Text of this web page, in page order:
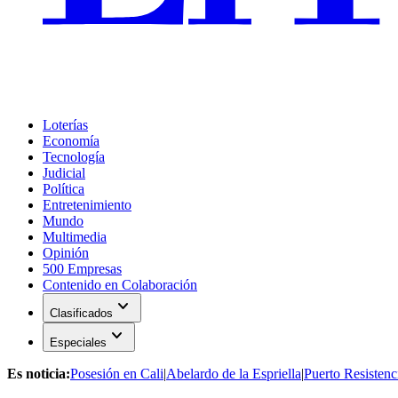
Loterías
Economía
Tecnología
Judicial
Política
Entretenimiento
Mundo
Multimedia
Opinión
500 Empresas
Contenido en Colaboración
Clasificados expand_more
Especiales expand_more
Es noticia:Posesión en Cali|Abelardo de la Espriella|Puerto